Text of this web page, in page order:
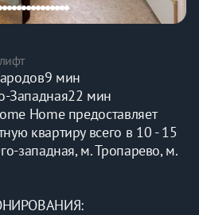
9 мин
Западная22 мин
Home предоставляет
квартиру всего в 10 - 15
западная, м. Тропарево, м.